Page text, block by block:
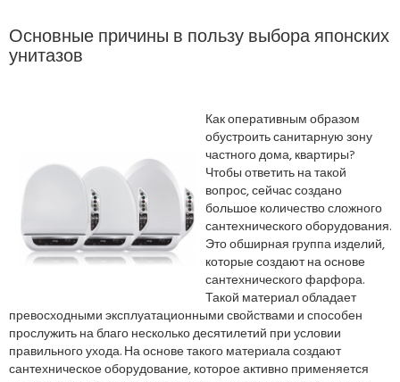
Основные причины в пользу выбора японских
унитазов
Как оперативным образом
обустроить санитарную зону
частного дома, квартиры?
Чтобы ответить на такой
вопрос, сейчас создано
большое количество сложного
сантехнического оборудования.
Это обширная группа изделий,
которые создают на основе
сантехнического фарфора.
Такой материал обладает
превосходными эксплуатационными свойствами и способен
прослужить на благо несколько десятилетий при условии
правильного ухода. На основе такого материала создают
сантехническое оборудование, которое активно применяется